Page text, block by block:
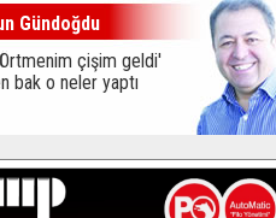
Gündoğdu
çişim geldi'
bak o neler yaptı